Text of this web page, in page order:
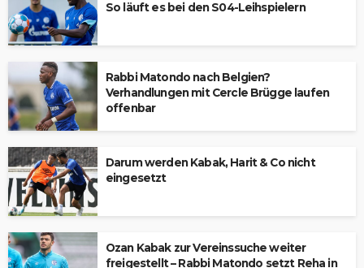
So läuft es bei den S04-Leihspielern
Rabbi Matondo nach Belgien?
Verhandlungen mit Cercle Brügge laufen
offenbar
Darum werden Kabak, Harit & Co nicht
eingesetzt
Ozan Kabak zur Vereinssuche weiter
freigestellt – Rabbi Matondo setzt Reha in